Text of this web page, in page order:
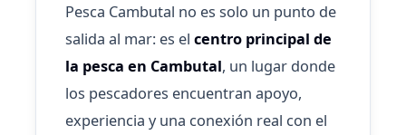
Pesca Cambutal no es solo un punto de
salida al mar: es el centro principal de
la pesca en Cambutal, un lugar donde
los pescadores encuentran apoyo,
experiencia y una conexión real con el